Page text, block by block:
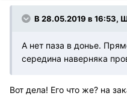
В 28.05.2019 в 16:53,
А нет паза в донье.
середина наверняка
Вот дела! Его что же? на